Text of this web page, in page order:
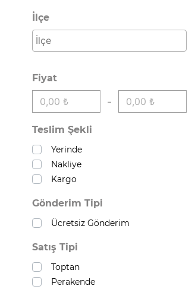
İlçe
Fiyat
-
Teslim Şekli
Yerinde
Nakliye
Kargo
Gönderim Tipi
Ücretsiz Gönderim
Satış Tipi
Toptan
Perakende